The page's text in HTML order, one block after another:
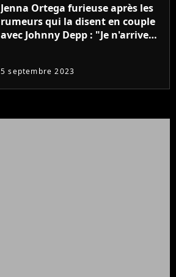
Jenna Ortega furieuse après les
rumeurs qui la disent en couple
avec Johnny Depp : "Je n'arrive
5 septembre 2023